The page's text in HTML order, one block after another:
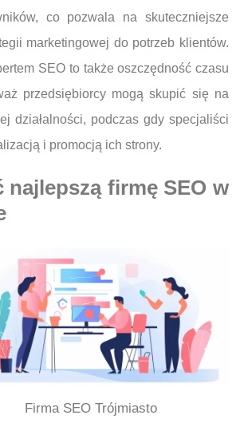
co pozwala na skuteczniejsze
marketingowej do potrzeb klientów.
SEO to także oszczędność czasu
przedsiębiorcy mogą skupić się na
działalności, podczas gdy specjaliści
i promocją ich strony.
najlepszą firmę SEO w
Firma SEO Trójmiasto